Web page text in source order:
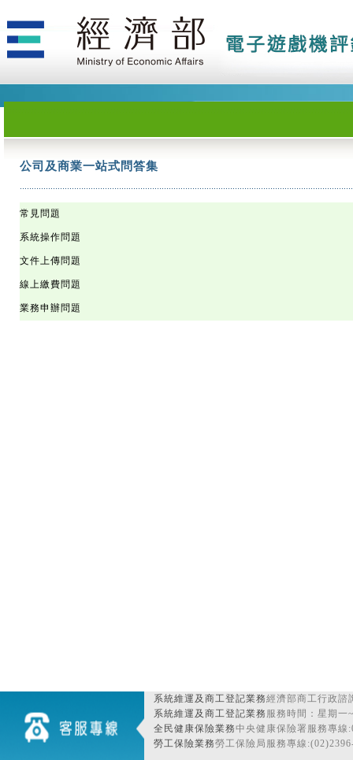
公司及商業一站式問答集
公司及商業一站式問答集
公司及商業一站式問答集
公司及商業一站式問答集
公司及商業一站式問答集
公司及商業一站式問答集
公司及商業一站式問答集
公司及商業一站式問答集
公司及商業一站式問答集
公司及商業一站式問答集
公司及商業一站式問答集
公司及商業一站式問答集
公司及商業一站式問答集
公司及商業一站式問答集
公司及商業一站式問答集
公司及商業一站式問答集
公司及商業一站式問答集
公司及商業一站式問答集
公司及商業一站式問答集
公司及商業一站式問答集
公司及商業一站式問答集
公司及商業一站式問答集
公司及商業一站式問答集
公司及商業一站式問答集
公司及商業一站式問答集